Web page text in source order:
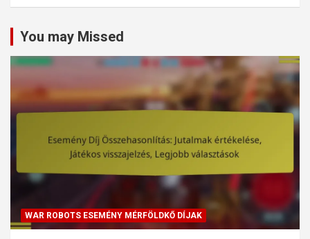
c
You may Missed
WAR ROBOTS ESEMÉNY MÉRFÖLDKŐ DÍJAK